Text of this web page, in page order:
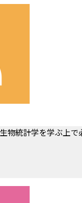
物統計学を学ぶ上で